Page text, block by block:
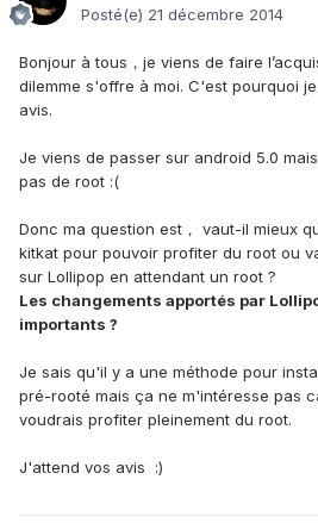
Posté(e) 21 décembre 2014
Bonjour à tous，je viens de faire
dilemme s'offre à moi. C'est pourquoi
avis.
Je viens de passer sur android 5.0
pas de root :(
Donc ma question est， vaut-il mieux
kitkat pour pouvoir profiter du root ou
sur Lollipop en attendant un root ?
Les changements apportés par
importants ?
Je sais qu'il y a une méthode pour
pré-rooté mais ça ne m'intéresse pas
voudrais profiter pleinement du root.
J'attend vos avis :)